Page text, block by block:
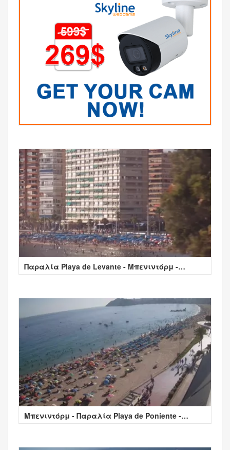
Παραλία Playa de Levante - Μπενιντόρμ -
Alicante
Μπενιντόρμ - Παραλία Playa de Poniente -
Ισπανία